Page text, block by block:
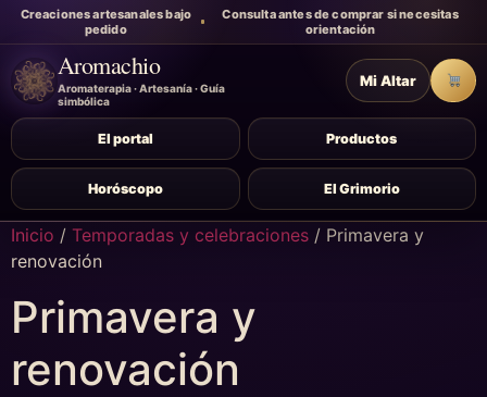
Creaciones artesanales bajo
pedido
Consulta antes de comprar si necesitas
orientación
Aromachio
Aromaterapia · Artesanía · Guía
simbólica
El portal Productos
Horóscopo El Grimorio
Mi Altar
Inicio / Temporadas y celebraciones / Primavera y
renovación
Primavera y
renovación